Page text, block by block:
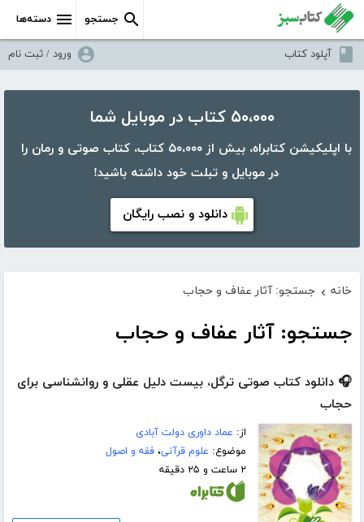
دسته‌ها جستجو
آپلود کتاب ورود / ثبت نام
۵۰،۰۰۰ کتاب در موبایل شما
با اپلیکیشن کتابراه، بیش از ۵۰،۰۰۰ کتاب، کتاب صوتی و رمان را
در موبایل و تبلت خود داشته باشید!
دانلود و نصب رایگان
خانه › جستجو: آثار عفاف و حجاب
جستجو: آثار عفاف و حجاب
🎧 دانلود کتاب صوتی ترگل، بیست دلیل عقلی و روانشناسی برای
حجاب
از: عماد داوری دولت آبادی
موضوع: علوم قرآنی،فقه و اصول
۲ ساعت و ۲۵ دقیقه